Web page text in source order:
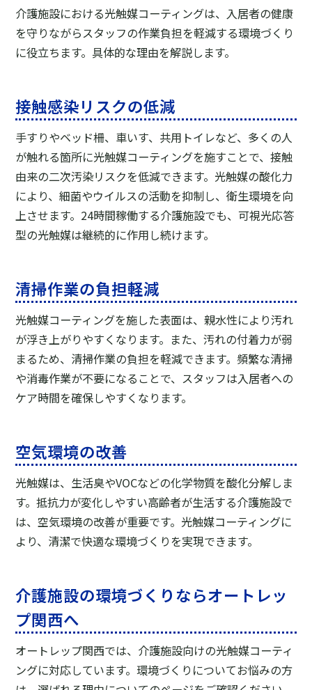
介護施設における光触媒コーティングは、入居者の健康
を守りながらスタッフの作業負担を軽減する環境づくり
に役立ちます。具体的な理由を解説します。
接触感染リスクの低減
手すりやベッド柵、車いす、共用トイレなど、多くの人
が触れる箇所に光触媒コーティングを施すことで、接触
由来の二次汚染リスクを低減できます。光触媒の酸化力
により、細菌やウイルスの活動を抑制し、衛生環境を向
上させます。24時間稼働する介護施設でも、可視光応答
型の光触媒は継続的に作用し続けます。
清掃作業の負担軽減
光触媒コーティングを施した表面は、親水性により汚れ
が浮き上がりやすくなります。また、汚れの付着力が弱
まるため、清掃作業の負担を軽減できます。頻繁な清掃
や消毒作業が不要になることで、スタッフは入居者への
ケア時間を確保しやすくなります。
空気環境の改善
光触媒は、生活臭やVOCなどの化学物質を酸化分解しま
す。抵抗力が変化しやすい高齢者が生活する介護施設で
は、空気環境の改善が重要です。光触媒コーティングに
より、清潔で快適な環境づくりを実現できます。
介護施設の環境づくりならオートレッ
プ関西へ
オートレップ関西では、介護施設向けの光触媒コーティ
ングに対応しています。環境づくりについてお悩みの方